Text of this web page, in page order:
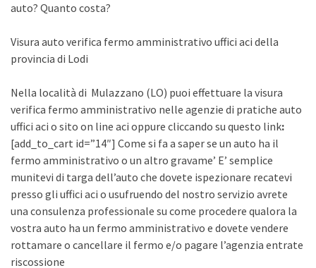
auto? Quanto costa?
Visura auto verifica fermo amministrativo uffici aci della
provincia di Lodi
Nella località di Mulazzano (LO) puoi effettuare la visura
verifica fermo amministrativo nelle agenzie di pratiche auto
uffici aci o sito on line aci oppure cliccando su questo link:
[add_to_cart id=”14″] Come si fa a saper se un auto ha il
fermo amministrativo o un altro gravame’ E’ semplice
munitevi di targa dell’auto che dovete ispezionare recatevi
presso gli uffici aci o usufruendo del nostro servizio avrete
una consulenza professionale su come procedere qualora la
vostra auto ha un fermo amministrativo e dovete vendere
rottamare o cancellare il fermo e/o pagare l’agenzia entrate
riscossione